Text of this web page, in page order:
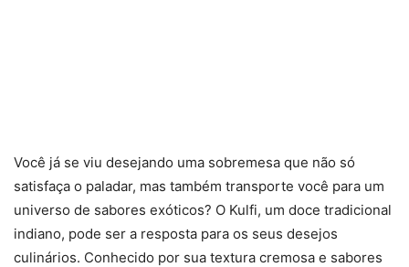
Você já se viu desejando uma sobremesa que não só
satisfaça o paladar, mas também transporte você para um
universo de sabores exóticos? O Kulfi, um doce tradicional
indiano, pode ser a resposta para os seus desejos
culinários. Conhecido por sua textura cremosa e sabores